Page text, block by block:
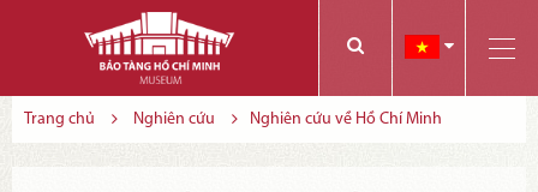
Trang chủ Nghiên cứu Nghiên cứu về Hồ Chí Minh